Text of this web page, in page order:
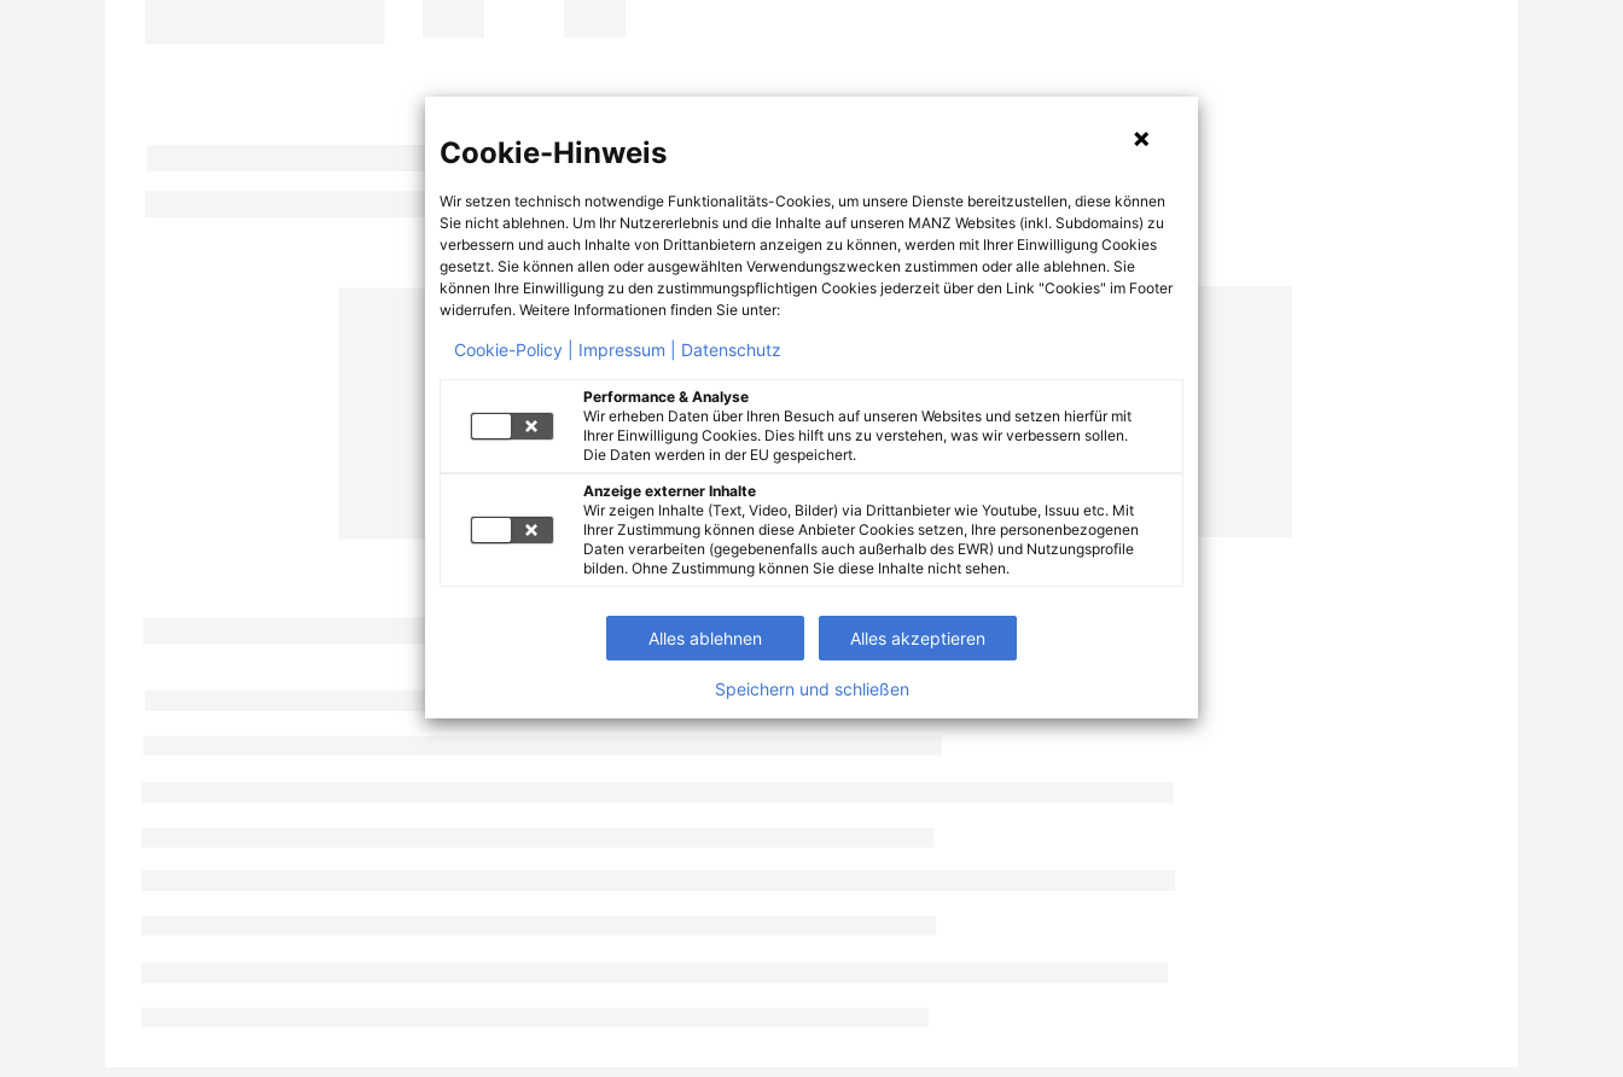
Cookie-Hinweis
Wir setzen technisch notwendige Funktionalitäts-Cookies, um unsere Dienste bereitzustellen, diese können
Sie nicht ablehnen. Um Ihr Nutzererlebnis und die Inhalte auf unseren MANZ Websites (inkl. Subdomains) zu
verbessern und auch Inhalte von Drittanbietern anzeigen zu können, werden mit Ihrer Einwilligung Cookies
gesetzt. Sie können allen oder ausgewählten Verwendungszwecken zustimmen oder alle ablehnen. Sie
können Ihre Einwilligung zu den zustimmungspflichtigen Cookies jederzeit über den Link "Cookies" im Footer
widerrufen. Weitere Informationen finden Sie unter:
Cookie-Policy | Impressum | Datenschutz
Performance & Analyse
Wir erheben Daten über Ihren Besuch auf unseren Websites und setzen hierfür mit
Ihrer Einwilligung Cookies. Dies hilft uns zu verstehen, was wir verbessern sollen.
Die Daten werden in der EU gespeichert.
Anzeige externer Inhalte
Wir zeigen Inhalte (Text, Video, Bilder) via Drittanbieter wie Youtube, Issuu etc. Mit
Ihrer Zustimmung können diese Anbieter Cookies setzen, Ihre personenbezogenen
Daten verarbeiten (gegebenenfalls auch außerhalb des EWR) und Nutzungsprofile
bilden. Ohne Zustimmung können Sie diese Inhalte nicht sehen.
Alles ablehnen Alles akzeptieren
Speichern und schließen